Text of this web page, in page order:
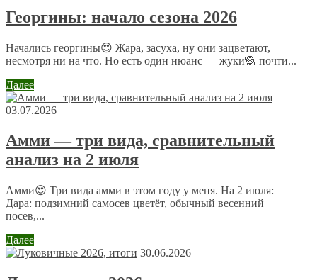
Ваш адрес email не будет опубликован.
Обязательные поля
помечены*
Комментарий*
Имя*
Email*
Сайт
Георгины: начало сезона 2026
Начались георгины😍 Жара, засуха, ну они зацветают,
несмотря ни на что. Но есть один нюанс — жуки🙈 почти...
Далее
03.07.2026
Амми — три вида, сравнительный
анализ на 2 июля
Амми😍 Три вида амми в этом году у меня. На 2 июля:
Дара: подзимний самосев цветёт, обычный весенний
посев,...
Далее
30.06.2026